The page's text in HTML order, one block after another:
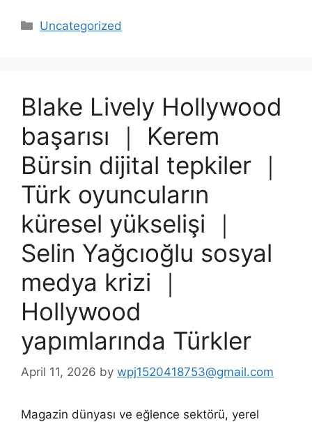
Categories
Uncategorized
Blake Lively Hollywood
başarısı ｜ Kerem
Bürsin dijital tepkiler ｜
Türk oyuncuların
küresel yükselişi ｜
Selin Yağcıoğlu sosyal
medya krizi ｜
Hollywood
yapımlarında Türkler
April 11, 2026 by wpj1520418753@gmail.com
Magazin dünyası ve eğlence sektörü, yerel